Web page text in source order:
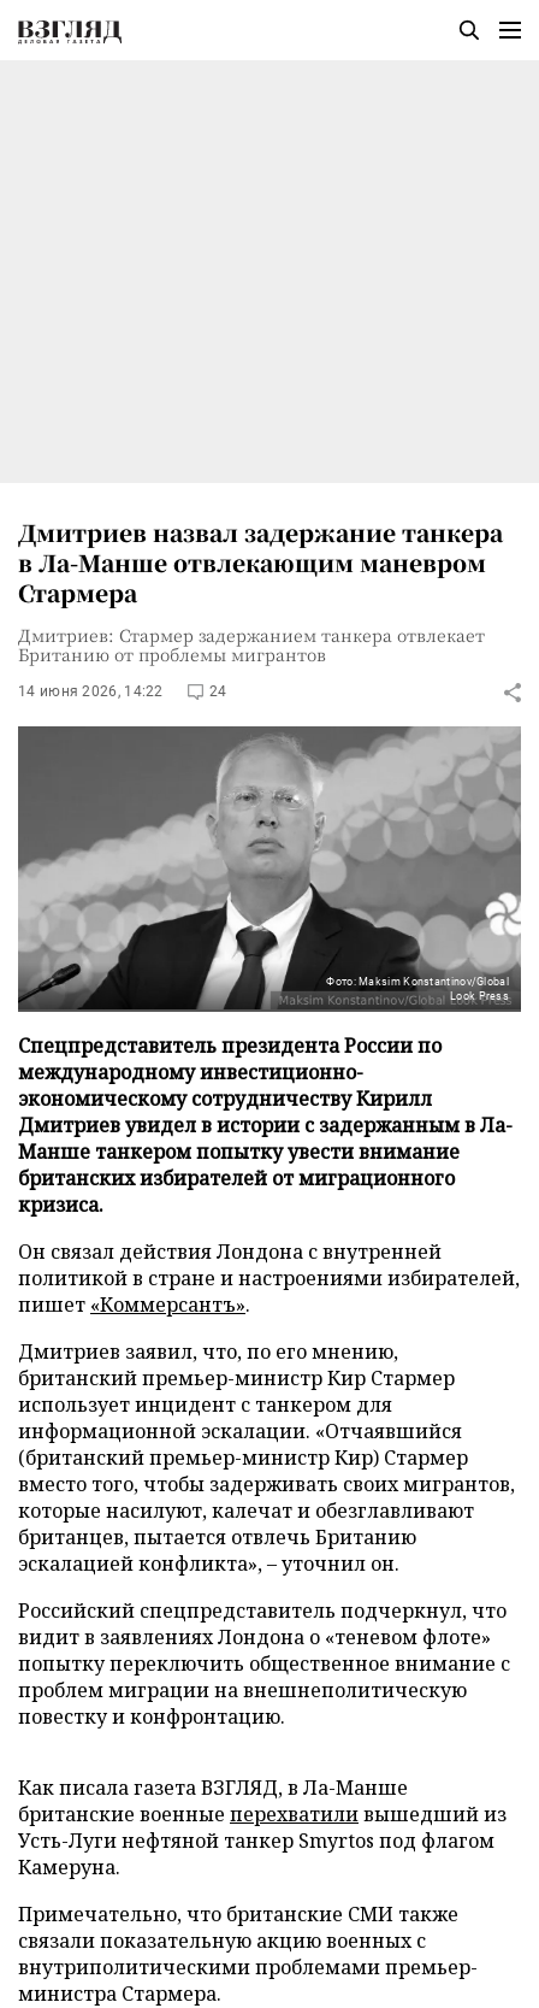
Дмитриев назвал задержание танкера
в Ла-Манше отвлекающим маневром
Стармера
Дмитриев: Стармер задержанием танкера отвлекает
Британию от проблемы мигрантов
14 июня 2026, 14:22 24
Фото: Maksim Konstantinov/Global
Look Press
Спецпредставитель президента России по
международному инвестиционно-
экономическому сотрудничеству Кирилл
Дмитриев увидел в истории с задержанным в Ла-
Манше танкером попытку увести внимание
британских избирателей от миграционного
кризиса.
Он связал действия Лондона с внутренней
политикой в стране и настроениями избирателей,
пишет «Коммерсантъ».
Дмитриев заявил, что, по его мнению,
британский премьер-министр Кир Стармер
использует инцидент с танкером для
информационной эскалации. «Отчаявшийся
(британский премьер-министр Кир) Стармер
вместо того, чтобы задерживать своих мигрантов,
которые насилуют, калечат и обезглавливают
британцев, пытается отвлечь Британию
эскалацией конфликта», – уточнил он.
Российский спецпредставитель подчеркнул, что
видит в заявлениях Лондона о «теневом флоте»
попытку переключить общественное внимание с
проблем миграции на внешнеполитическую
повестку и конфронтацию.
Как писала газета ВЗГЛЯД, в Ла-Манше
британские военные перехватиливышедший из
Усть-Луги нефтяной танкер Smyrtos под флагом
Камеруна.
Примечательно, что британские СМИ также
связали показательную акцию военных с
внутриполитическими проблемами премьер-
министра Стармера.